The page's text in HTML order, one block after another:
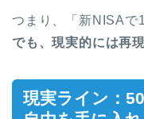
つまり、「新NISA
でも、現実的には再
現実ライン：